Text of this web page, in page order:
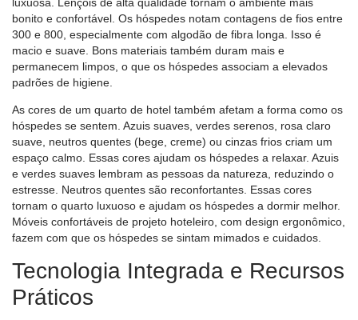
bonito e confortável. Os hóspedes notam contagens de fios entre
300 e 800, especialmente com algodão de fibra longa. Isso é
macio e suave. Bons materiais também duram mais e
permanecem limpos, o que os hóspedes associam a elevados
padrões de higiene.
As cores de um quarto de hotel também afetam a forma como os
hóspedes se sentem. Azuis suaves, verdes serenos, rosa claro
suave, neutros quentes (bege, creme) ou cinzas frios criam um
espaço calmo. Essas cores ajudam os hóspedes a relaxar. Azuis
e verdes suaves lembram as pessoas da natureza, reduzindo o
estresse. Neutros quentes são reconfortantes. Essas cores
tornam o quarto luxuoso e ajudam os hóspedes a dormir melhor.
Móveis confortáveis ​​de projeto hoteleiro, com design ergonômico,
fazem com que os hóspedes se sintam mimados e cuidados.
Tecnologia Integrada e Recursos
Práticos